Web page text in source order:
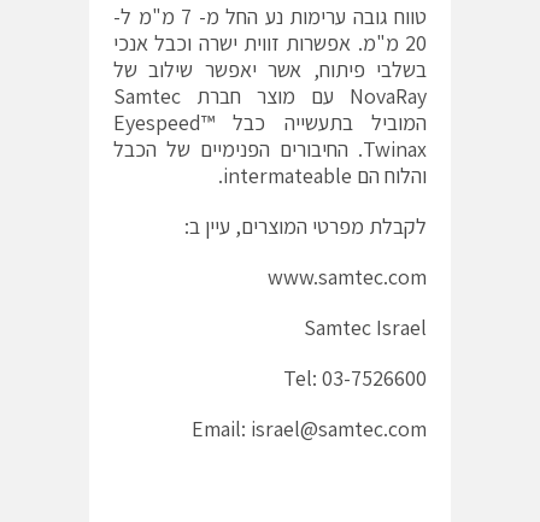
טווח גובה ערימות נע החל מ- 7 מ"מ ל-
20 מ"מ. אפשרות זווית ישרה וכבל אנכי
בשלבי פיתוח, אשר יאפשר שילוב של
NovaRay עם מוצר חברת Samtec
המוביל בתעשייה כבל Eyespeed™
Twinax. החיבורים הפנימיים של הכבל
והלוח הם intermateable.
לקבלת מפרטי המוצרים, עיין ב:
www.samtec.com
Samtec Israel
Tel: 03-7526600
Email: israel@samtec.com